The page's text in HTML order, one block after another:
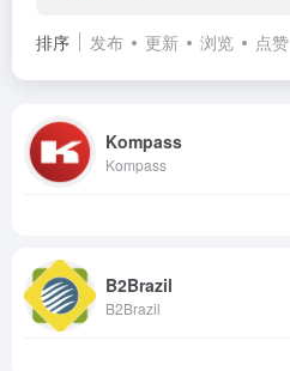
排序 发布 更新 浏览 点赞
Kompass
Kompass
B2Brazil
B2Brazil